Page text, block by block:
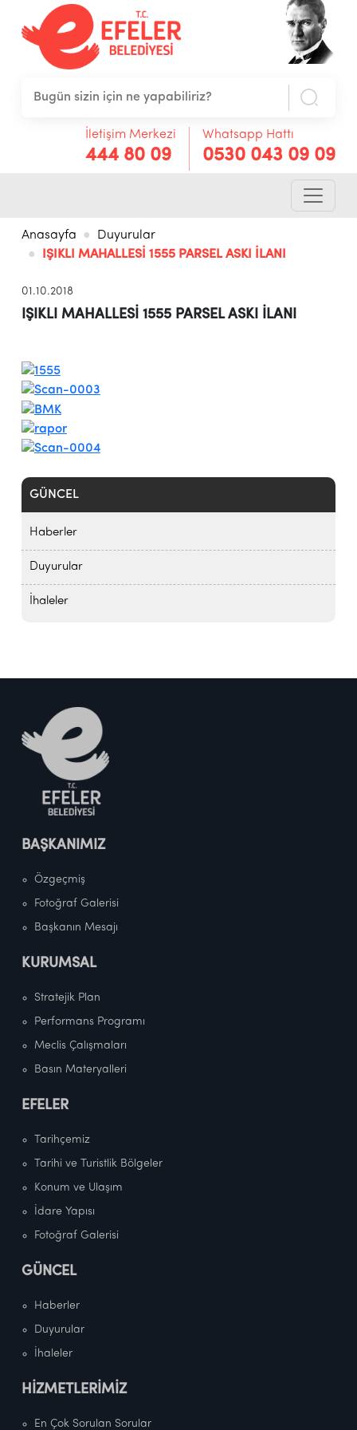
İletişim Merkezi
444 80 09
Whatsapp Hattı
0530 043 09 09
Anasayfa
Duyurular
IŞIKLI MAHALLESİ 1555 PARSEL ASKI İLANI
GÜNCEL
Haberler
Duyurular
İhaleler
01.10.2018
IŞIKLI MAHALLESİ 1555 PARSEL ASKI İLANI
BAŞKANIMIZ
Özgeçmiş
Fotoğraf Galerisi
Başkanın Mesajı
KURUMSAL
Stratejik Plan
Performans Programı
Meclis Çalışmaları
Basın Materyalleri
EFELER
Tarihçemiz
Tarihi ve Turistlik Bölgeler
Konum ve Ulaşım
İdare Yapısı
Fotoğraf Galerisi
GÜNCEL
Haberler
Duyurular
İhaleler
HİZMETLERİMİZ
En Çok Sorulan Sorular